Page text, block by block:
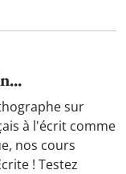
sur
à l'écrit comme
nos cours
! Testez